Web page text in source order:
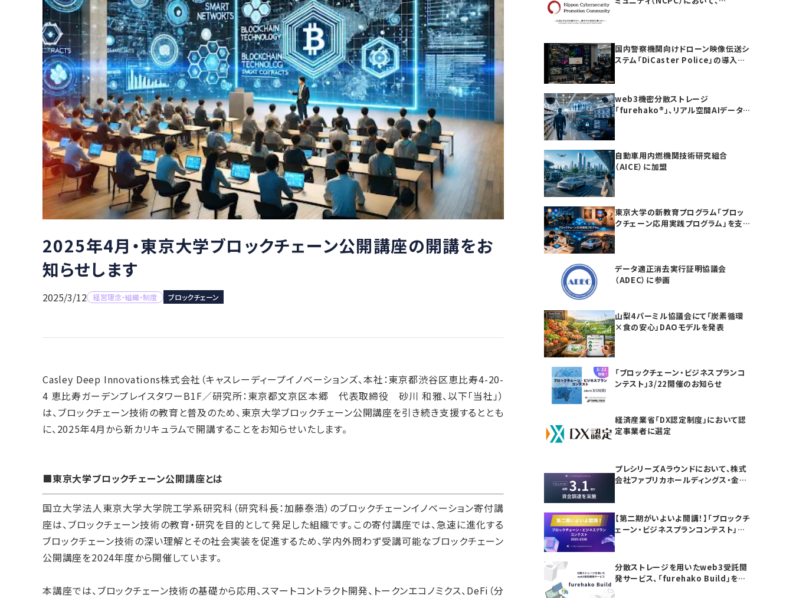
2025年4月・東京大学ブロックチェーン公開講座の開講をお
知らせします
2025/3/12 経営理念・組織・制度 ブロックチェーン
Casley Deep Innovations株式会社（キャスレーディープイノベーションズ、本社：東京都渋谷区恵比寿4-20-
4 恵比寿ガーデンプレイスタワーB1F／研究所：東京都文京区本郷 代表取締役 砂川 和雅、以下「当社」）
は、ブロックチェーン技術の教育と普及のため、東京大学ブロックチェーン公開講座を引き続き支援するととも
に、2025年4月から新カリキュラムで開講することをお知らせいたします。
■東京大学ブロックチェーン公開講座とは
国立大学法人東京大学大学院工学系研究科（研究科長：加藤泰浩）のブロックチェーンイノベーション寄付講
座は、ブロックチェーン技術の教育・研究を目的として発足した組織です。この寄付講座では、急速に進化する
ブロックチェーン技術の深い理解とその社会実装を促進するため、学内外問わず受講可能なブロックチェーン
公開講座を2024年度から開催しています。
本講座では、ブロックチェーン技術の基礎から応用、スマートコントラクト開発、トークンエコノミクス、DeFi（分
国内警察機関向けドローン映像伝送シ
ステム「DiCaster Police」の導入を
web3機密分散ストレージ
「furehako®」、リアル空間AIデータ
自動車用内燃機関技術研究組合
（AICE）に加盟
東京大学の新教育プログラム「ブロッ
クチェーン応用実践プログラム」を支
データ適正消去実行証明協議会
（ADEC）に参画
山梨4パーミル協議会にて「炭素循環
×食の安心」DAOモデルを発表
「ブロックチェーン・ビジネスプランコ
ンテスト」3/22開催のお知らせ
経済産業省「DX認定制度」において認
定事業者に選定
プレシリーズAラウンドにおいて、株式
会社ファブリカホールディングス・金融
【第二期がいよいよ開講！】「ブロックチ
ェーン・ビジネスプランコンテスト」お
分散ストレージを用いたweb3受託開
発サービス、「furehako Build」を提